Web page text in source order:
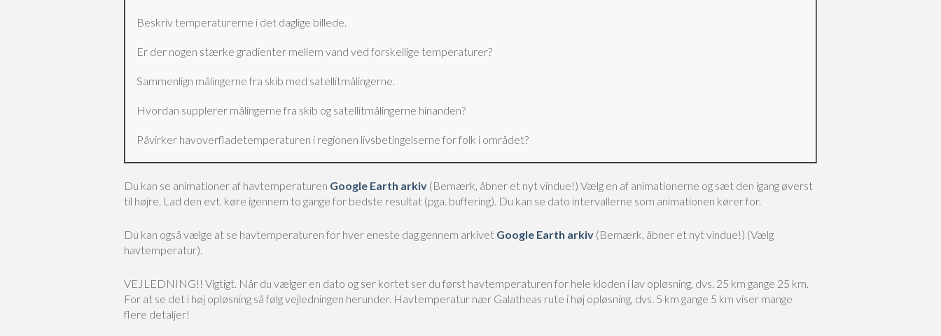
Beskriv temperaturerne i det daglige billede.
Er der nogen stærke gradienter mellem vand ved forskellige temperaturer?
Sammenlign målingerne fra skib med satellitmålingerne.
Hvordan supplerer målingerne fra skib og satellitmålingerne hinanden?
Påvirker havoverfladetemperaturen i regionen livsbetingelserne for folk i området?
Du kan se animationer af havtemperaturen Google Earth arkiv (Bemærk, åbner et nyt vindue!) Vælg en af animationerne og sæt den igang øverst
til højre. Lad den evt. køre igennem to gange for bedste resultat (pga. buffering). Du kan se dato intervallerne som animationen kører for.
Du kan også vælge at se havtemperaturen for hver eneste dag gennem arkivet Google Earth arkiv (Bemærk, åbner et nyt vindue!) (Vælg
havtemperatur).
VEJLEDNING!! Vigtigt. Når du vælger en dato og ser kortet ser du først havtemperaturen for hele kloden i lav opløsning, dvs. 25 km gange 25 km.
For at se det i høj opløsning så følg vejledningen herunder. Havtemperatur nær Galatheas rute i høj opløsning, dvs. 5 km gange 5 km viser mange
flere detaljer!